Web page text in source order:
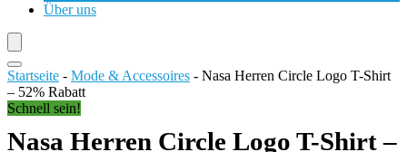
Über uns
Startseite - Mode & Accessoires - Nasa Herren Circle Logo T-Shirt
– 52% Rabatt
Schnell sein!
Nasa Herren Circle Logo T-Shirt –